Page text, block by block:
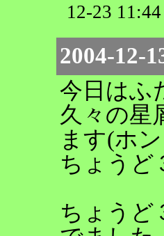
12-23
2004-12-
今日はふ
久々の星
ます(ホン
ちょうど
ちょうど